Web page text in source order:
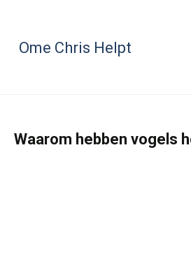
Ome Chris Helpt
Waarom hebben vogels